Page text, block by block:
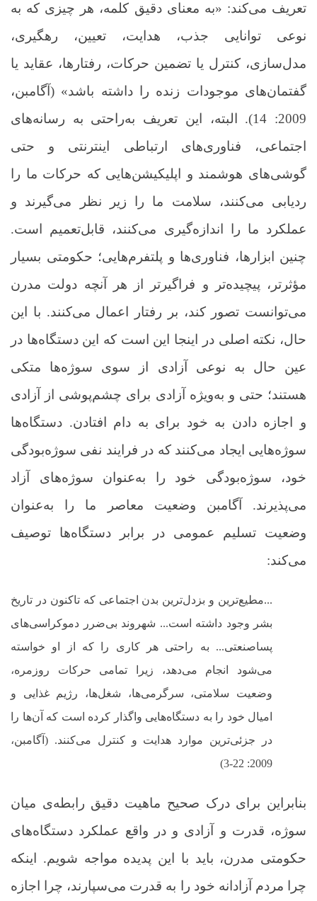
تعریف می‌کند: «به معنای دقیق کلمه، هر چیزی که به
نوعی توانایی جذب، هدایت، تعیین، رهگیری،
مدل‌سازی، کنترل یا تضمین حرکات، رفتارها، عقاید یا
گفتمان‌های موجودات زنده را داشته باشد» (آگامبن،
2009: 14). البته، این تعریف به‌راحتی به رسانه‌های
اجتماعی، فناوری‌های ارتباطی اینترنتی و حتی
گوشی‌های هوشمند و اپلیکیشن‌هایی که حرکات ما را
ردیابی می‌کنند، سلامت ما را زیر نظر می‌گیرند و
عملکرد ما را اندازه‌گیری می‌کنند، قابل‌تعمیم است.
چنین ابزارها، فناوری‌ها و پلتفرم‌هایی؛ حکومتی بسیار
مؤثرتر، پیچیده‌تر و فراگیرتر از هر آنچه دولت مدرن
می‌توانست تصور کند، بر رفتار اعمال می‌کنند. با این
حال، نکته اصلی در اینجا این است که این دستگاه‌ها در
عین حال به نوعی آزادی از سوی سوژه‌ها متکی
هستند؛ حتی و به‌ویژه آزادی برای چشم‌پوشی از آزادی
و اجازه دادن به خود برای به دام افتادن. دستگاه‌ها
سوژه‌هایی ایجاد می‌کنند که در فرایند نفی سوژه‌بودگی
خود، سوژه‌بودگی خود را به‌عنوان سوژه‌های آزاد
می‌پذیرند. آگامبن وضعیت معاصر ما را به‌عنوان
وضعیت تسلیم عمومی در برابر دستگاه‌ها توصیف
می‌کند:
...مطیع‌ترین و بزدل‌ترین بدن اجتماعی که تاکنون در تاریخ
بشر وجود داشته است... شهروند بی‌ضرر دموکراسی‌های
پساصنعتی... به راحتی هر کاری را که از او خواسته
می‌شود انجام می‌دهد، زیرا تمامی حرکات روزمره،
وضعیت سلامتی، سرگرمی‌ها، شغل‌ها، رژیم غذایی و
امیال خود را به دستگاه‌هایی واگذار کرده است که آن‌ها را
در جزئی‌ترین موارد هدایت و کنترل می‌کنند. (آگامبن،
2009: 22-3)
بنابراین برای درک صحیح ماهیت دقیق رابطه‌ی میان
سوژه، قدرت و آزادی و در واقع عملکرد دستگاه‌های
حکومتی مدرن، باید با این پدیده مواجه شویم. اینکه
چرا مردم آزادانه خود را به قدرت می‌سپارند، چرا اجازه